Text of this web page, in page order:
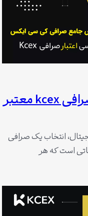
اعتبار صرافی kcex | آیا صرافی kcex معتبر
انتخاب یک صرافی
است که هر
در این میان به چشم